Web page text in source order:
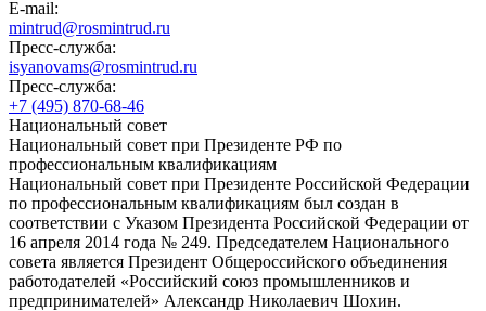
E-mail:
mintrud@rosmintrud.ru
Пресс-служба:
isyanovams@rosmintrud.ru
Пресс-служба:
+7 (495) 870-68-46
Национальный совет
Национальный совет при Президенте РФ по
профессиональным квалификациям
Национальный совет при Президенте Российской Федерации
по профессиональным квалификациям был создан в
соответствии с Указом Президента Российской Федерации от
16 апреля 2014 года № 249. Председателем Национального
совета является Президент Общероссийского объединения
работодателей «Российский союз промышленников и
предпринимателей» Александр Николаевич Шохин.